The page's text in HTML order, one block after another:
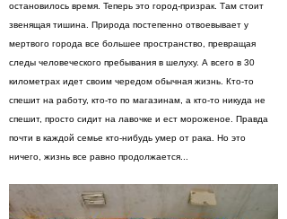
остановилось время. Теперь это город-призрак. Там стоит
звенящая тишина. Природа постепенно отвоевывает у
мертвого города все большее пространство, превращая
следы человеческого пребывания в шелуху. А всего в 30
километрах идет своим чередом обычная жизнь. Кто-то
спешит на работу, кто-то по магазинам, а кто-то никуда не
спешит, просто сидит на лавочке и ест мороженое. Правда
почти в каждой семье кто-нибудь умер от рака. Но это
ничего, жизнь все равно продолжается...